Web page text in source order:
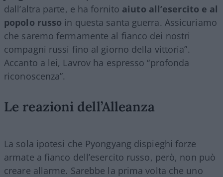
dall’altra parte, e ha fornito aiuto all’esercito e al
popolo russo in questa santa guerra. Assicuriamo
che saremo fermamente al fianco dei nostri
compagni russi fino al giorno della vittoria”.
Accanto a lei, Lavrov ha espresso “profonda
riconoscenza”.
Le reazioni dell’Alleanza
La sola ipotesi che Pyongyang dispieghi forze
armate a fianco dell’esercito russo, però, non può
creare allarme. Sarebbe la prima volta che uno